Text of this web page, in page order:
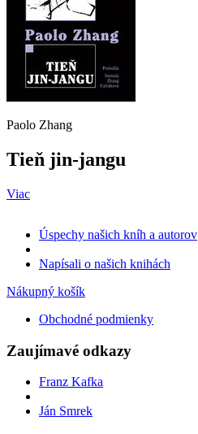
Paolo Zhang
Tieň jin-jangu
Viac
Úspechy našich kníh a autorov
Napísali o našich knihách
Nákupný košík
Obchodné podmienky
Zaujímavé odkazy
Franz Kafka
Ján Smrek